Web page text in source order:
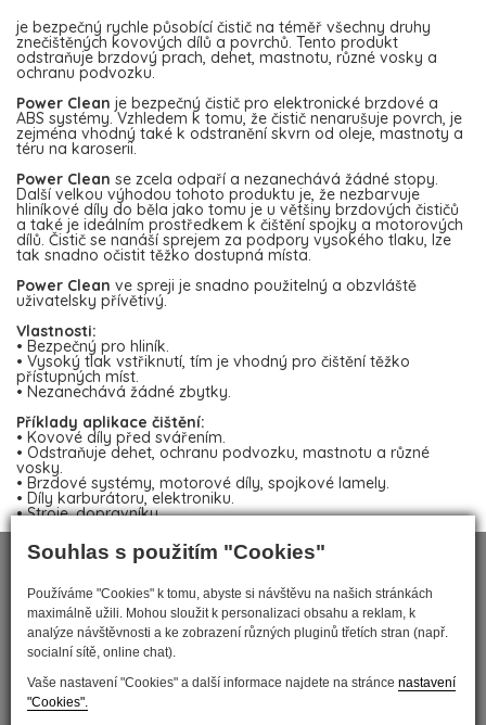
Souhlas s použitím "Cookies"
Používáme "Cookies" k tomu, abyste si návštěvu na našich stránkách
maximálně užili. Mohou sloužit k personalizaci obsahu a reklam, k
analýze návštěvnosti a ke zobrazení různých pluginů třetích stran (např.
socialní sítě, online chat).
Vaše nastavení "Cookies" a další informace najdete na stránce nastavení
"Cookies".
je bezpečný rychle působící čistič na téměř všechny druhy
znečištěných kovových dílů a povrchů. Tento produkt
odstraňuje brzdový prach, dehet, mastnotu, různé vosky a
ochranu podvozku.
Power Clean je bezpečný čistič pro elektronické brzdové a
ABS systémy. Vzhledem k tomu, že čistič nenarušuje povrch, je
zejména vhodný také k odstranění skvrn od oleje, mastnoty a
téru na karoserii.
Power Clean se zcela odpaří a nezanechává žádné stopy.
Další velkou výhodou tohoto produktu je, že nezbarvuje
hliníkové díly do běla jako tomu je u většiny brzdových čističů
a také je ideálním prostředkem k čištění spojky a motorových
dílů. Čistič se nanáší sprejem za podpory vysokého tlaku, lze
tak snadno očistit těžko dostupná místa.
Power Clean ve spreji je snadno použitelný a obzvláště
uživatelsky přívětivý.
Vlastnosti:
• Bezpečný pro hliník.
• Vysoký tlak vstřiknutí, tím je vhodný pro čištění těžko
přístupných míst.
• Nezanechává žádné zbytky.
Příklady aplikace čištění:
• Kovové díly před svářením.
• Odstraňuje dehet, ochranu podvozku, mastnotu a různé
vosky.
• Brzdové systémy, motorové díly, spojkové lamely.
• Díly karburátoru, elektroniku.
• Stroje, dopravníky.